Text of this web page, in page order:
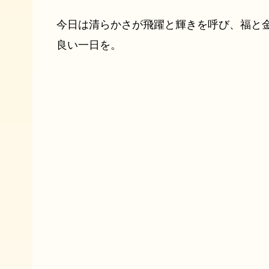
今日は清らかさが飛躍と輝きを呼び、福と
良い一日を。